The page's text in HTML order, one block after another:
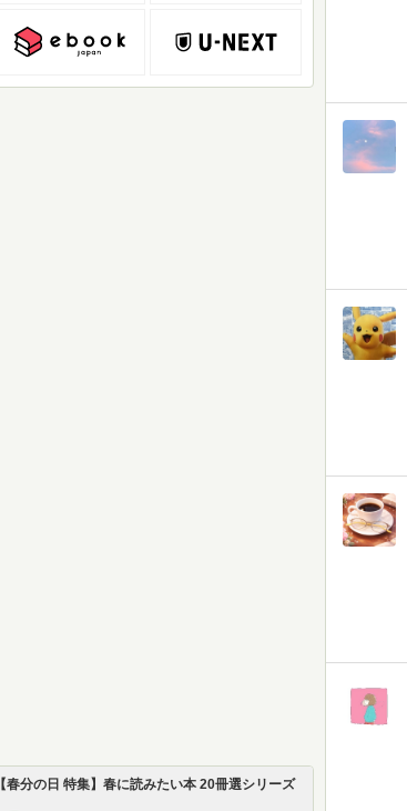
【春分の日 特集】春に読みたい本 20冊選シリーズ